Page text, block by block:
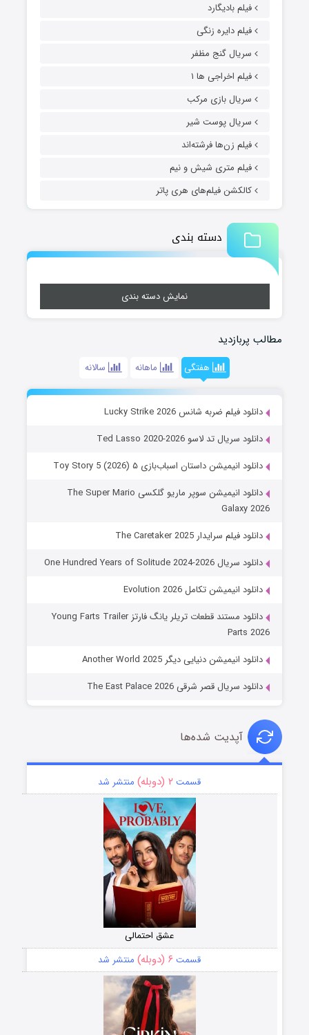
فیلم بادیگارد
فیلم دایره زنگی
سریال گنج مظفر
فیلم اخراجی ها ۱
سریال بازی مرکب
سریال پوست شیر
فیلم زن‌ها فرشته‌اند
فیلم متری شیش و نیم
کالکشن فیلم‌های هری پاتر
دسته بندی
نمایش دسته بندی
مطالب پربازدید
هفتگی ماهانه سالانه
دانلود فیلم ضربه شانس Lucky Strike 2026
دانلود سریال تد لاسو Ted Lasso 2020-2026
دانلود انیمیشن داستان اسباب‌بازی ۵ Toy Story 5 (2026)
دانلود انیمیشن سوپر ماریو گلکسی The Super Mario
Galaxy 2026
دانلود فیلم سرایدار The Caretaker 2025
دانلود سریال One Hundred Years of Solitude 2024-2026
دانلود انیمیشن تکامل Evolution 2026
دانلود مستند قطعات تریلر یانگ فارتز Young Farts Trailer
Parts 2026
دانلود انیمیشن دنیایی دیگر Another World 2025
دانلود سریال قصر شرقی The East Palace 2026
آپدیت شده‌ها
قسمت ۲ (دوبله) منتشر شد
عشق احتمالی
قسمت ۶ (دوبله) منتشر شد